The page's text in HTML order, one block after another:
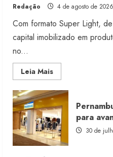
Redação 4 de agosto de 2026
Com formato Super Light,
capital imobilizado em
no...
Leia MaisRead
more
Morena
Rosa
lança
franquia
com
estoque
consignado
para
30 de